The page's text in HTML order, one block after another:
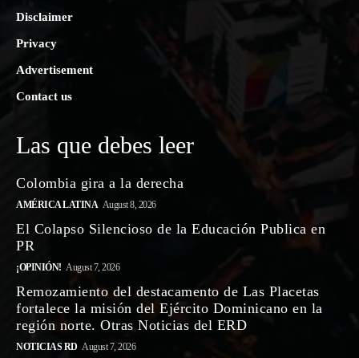
Disclaimer
Privacy
Advertisement
Contact us
Las que debes leer
Colombia gira a la derecha
AMÉRICA LATINA August 8, 2026
El Colapso Silencioso de la Educación Publica en
PR
¡OPINIÓN! August 7, 2026
Remozamiento del destacamento de Las Placetas
fortalece la misión del Ejército Dominicano en la
región norte. Otras Noticias del ERD
NOTICIAS RD August 7, 2026